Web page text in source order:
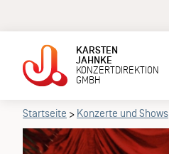
KARSTEN
JAHNKE
KONZERTDIREKTION
GMBH
Startseite > Konzerte und Shows